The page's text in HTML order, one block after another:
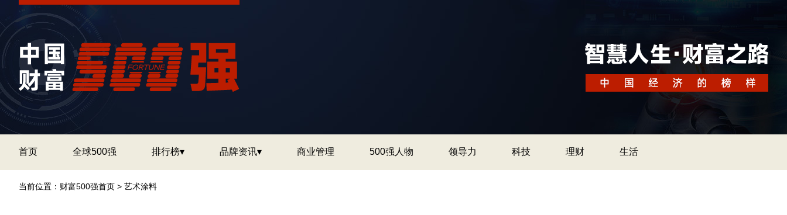
首页 全球500强 排行榜▾ 品牌资讯▾ 商业管理 500强人物 领导力 科技 理财 生活
当前位置： 财富500强首页 > 艺术涂料